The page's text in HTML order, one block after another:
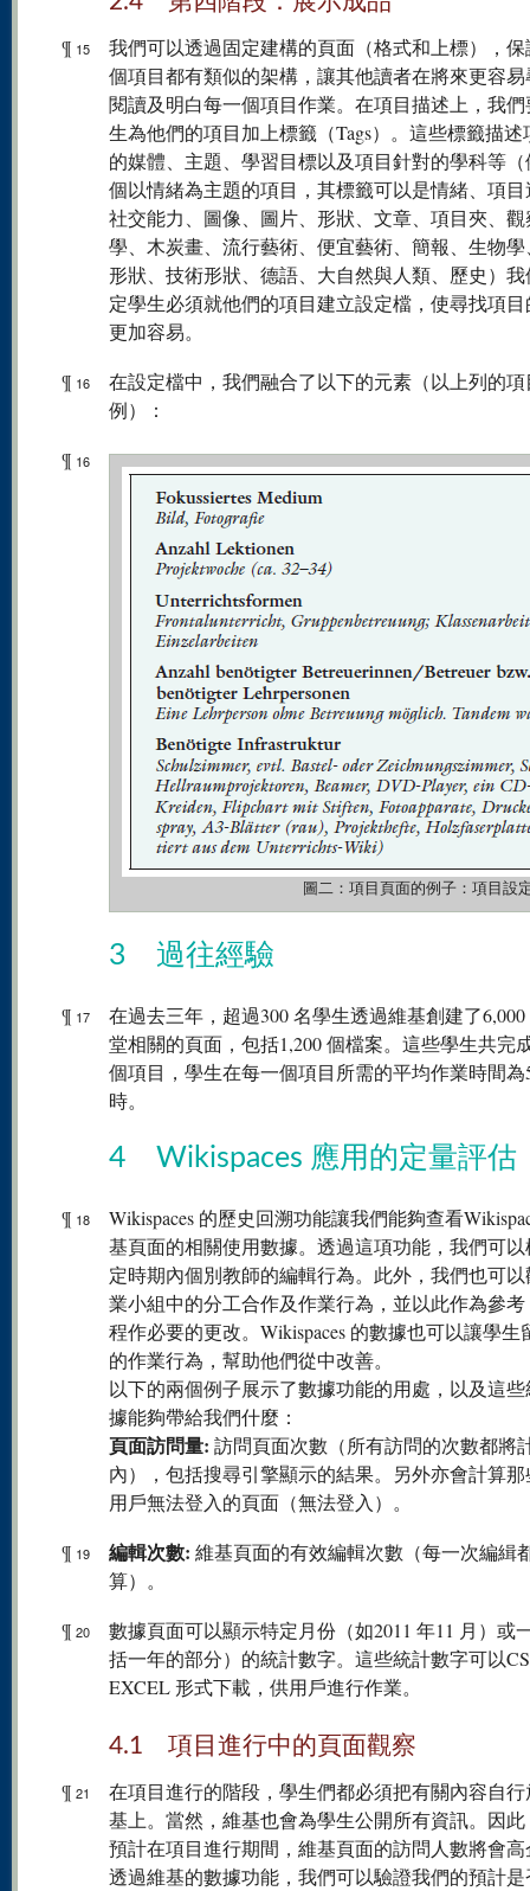
¶ 15
我們可以透過固定建構的頁面（格式和上標），
個項目都有類似的架構，讓其他讀者在將來更容
閱讀及明白每一個項目作業。在項目描述上，我
生為他們的項目加上標籤（Tags）。這些標籤描述
的媒體、主題、學習目標以及項目針對的學科等
個以情緒為主題的項目，其標籤可以是情緒、項
社交能力、圖像、圖片、形狀、文章、項目夾、
學、木炭畫、流行藝術、便宜藝術、簡報、生物
形狀、技術形狀、德語、大自然與人類、歷史）
定學生必須就他們的項目建立設定檔，使尋找項
更加容易。
¶ 16
在設定檔中，我們融合了以下的元素（以上列的項
例）：
¶ 16
圖二：項目頁面的例子：項目設
3 過往經驗
¶ 17
在過去三年，超過300 名學生透過維基創建了
堂相關的頁面，包括1,200 個檔案。這些學生共完
個項目，學生在每一個項目所需的平均作業時間為
時。
4 Wikispaces 應用的定量評估
¶ 18
Wikispaces 的歷史回溯功能讓我們能夠查看
基頁面的相關使用數據。透過這項功能，我們可
定時期內個別教師的編輯行為。此外，我們也可
業小組中的分工合作及作業行為，並以此作為參
程作必要的更改。Wikispaces 的數據也可以讓學生
的作業行為，幫助他們從中改善。
以下的兩個例子展示了數據功能的用處，以及這
據能夠帶給我們什麼：
頁面訪問量: 訪問頁面次數（所有訪問的次數都將
內），包括搜尋引擎顯示的結果。另外亦會計算
用戶無法登入的頁面（無法登入）。
¶ 19 編輯次數: 維基頁面的有效編輯次數（每一次編緝
算）。
¶ 20
數據頁面可以顯示特定月份（如2011 年11 月）或
括一年的部分）的統計數字。這些統計數字可以
EXCEL 形式下載，供用戶進行作業。
4.1 項目進行中的頁面觀察
¶ 21
在項目進行的階段，學生們都必須把有關內容自
基上。當然，維基也會為學生公開所有資訊。因
預計在項目進行期間，維基頁面的訪問人數將會高
透過維基的數據功能，我們可以驗證我們的預計是